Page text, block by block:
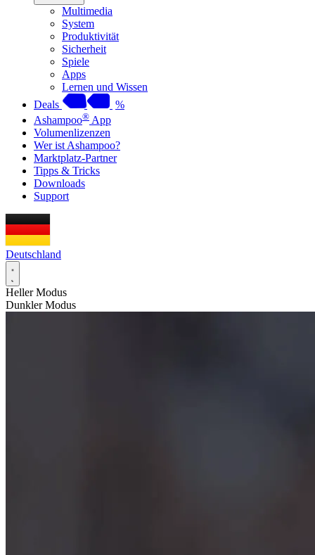
Multimedia
System
Produktivität
Sicherheit
Spiele
Apps
Lernen und Wissen
Deals
%
Ashampoo® App
Volumenlizenzen
Wer ist Ashampoo?
Marktplatz-Partner
Tipps & Tricks
Downloads
Support
Deutschland
Heller Modus
Dunkler Modus